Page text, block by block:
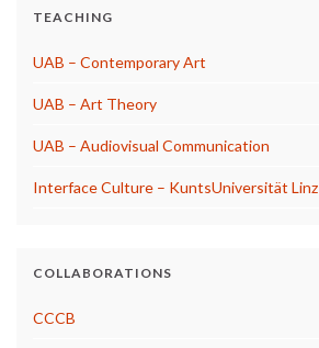
TEACHING
UAB – Contemporary Art
UAB – Art Theory
UAB – Audiovisual Communication
Interface Culture – KuntsUniversität Linz
COLLABORATIONS
CCCB